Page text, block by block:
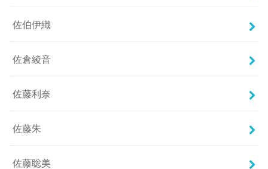
佐伯伊織
佐倉綾音
佐藤利奈
佐藤朱
佐藤聡美